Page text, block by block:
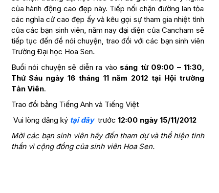
của hành động cao đẹp này. Tiếp nối chặn đường lan tỏa
các nghĩa cử cao đẹp ấy và kêu gọi sự tham gia nhiệt tình
của các bạn sinh viên, năm nay đại diện của Cancham sẽ
tiếp tục đến để nói chuyện, trao đổi với các bạn sinh viên
Trường Đại học Hoa Sen.
Buổi nói chuyện sẽ diễn ra vào sáng từ 09:00 – 11:30,
Thứ Sáu ngày 16 tháng 11 năm 2012 tại Hội trường
Tản Viên.
Trao đổi bằng Tiếng Anh và Tiếng Việt
Vui lòng đăng ký tại đâytrước 12:00 ngày 15/11/2012
Mời các bạn sinh viên hãy đến tham dự và thể hiện tinh
thần vì cộng đồng của sinh viên Hoa Sen.